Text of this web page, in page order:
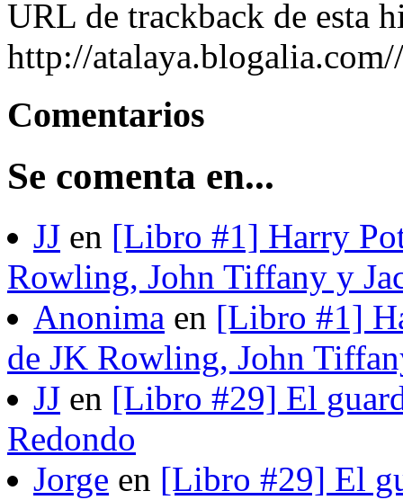
URL de trackback de esta
http://
Comentarios
Se comenta en...
JJ en [Libro #1] Harry
Rowling, John Tiffany y
Anonima en [Libro #1]
de JK Rowling, John
JJ en [Libro #29] El
Redondo
Jorge en [Libro #29] El